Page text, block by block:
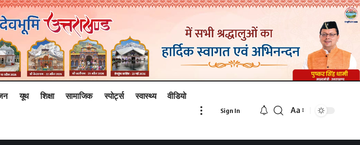
यूथ शिक्षा सामाजिक स्पोर्ट्स स्वास्थ्य वीडियो
Sign In
Font
Aa